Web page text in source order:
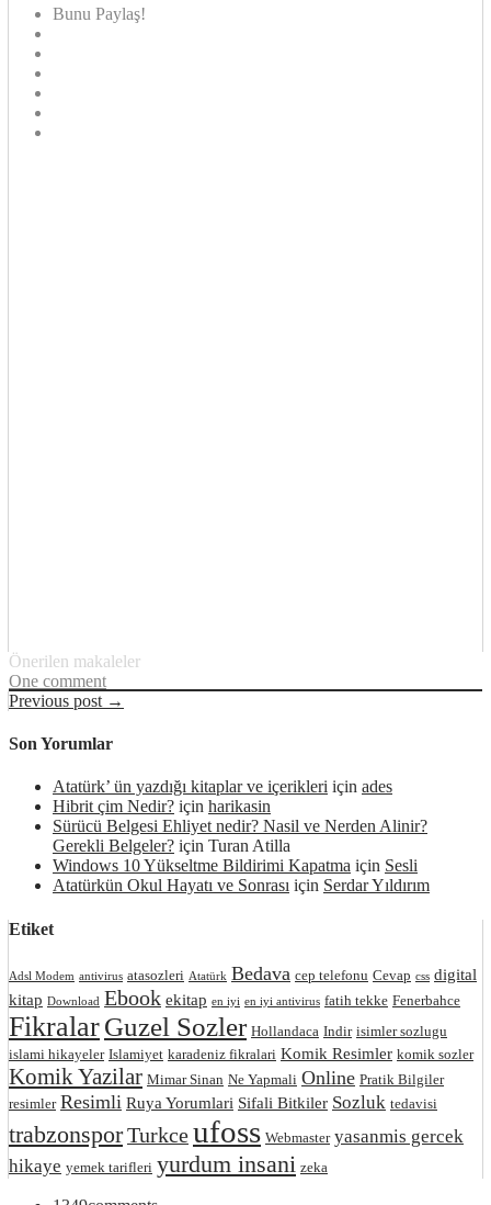
Bunu Paylaş!
Önerilen makaleler
One comment
Previous post →
Son Yorumlar
Atatürk’ ün yazdığı kitaplar ve içerikleri için ades
Hibrit çim Nedir? için harikasin
Sürücü Belgesi Ehliyet nedir? Nasil ve Nerden Alinir?
Gerekli Belgeler? için Turan Atilla
Windows 10 Yükseltme Bildirimi Kapatma için Sesli
Atatürkün Okul Hayatı ve Sonrası için Serdar Yıldırım
Etiket
Adsl Modem antivirus atasozleri Atatürk Bedava cep telefonu Cevap css digital
kitap Download Ebook ekitap en iyi en iyi antivirus fatih tekke Fenerbahce
FikralarGuzel Sozler Hollandaca Indir isimler sozlugu
islami hikayeler Islamiyet karadeniz fikralari Komik Resimler komik sozler
Komik Yazilar Mimar Sinan Ne Yapmali Online Pratik Bilgiler
resimler Resimli Ruya Yorumlari Sifali Bitkiler Sozluk tedavisi
trabzonsporTurkceufoss Webmaster yasanmis gercek
hikaye yemek tarifleri yurdum insani zeka